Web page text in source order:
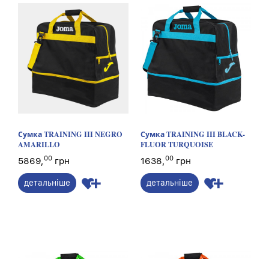
Сумка TRAINING III NEGRO
AMARILLO
5869,00 грн
детальніше
Сумка TRAINING III BLACK-
FLUOR TURQUOISE
1638,00 грн
детальніше